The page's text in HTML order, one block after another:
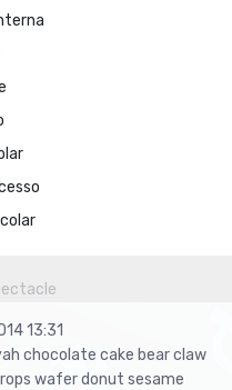
13:31
chocolate cake bear claw
wafer donut sesame